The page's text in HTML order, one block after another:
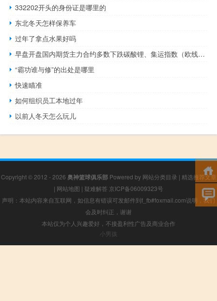
332202开头的身份证是哪里的
东北冬天怎样保养车
过年了拿点水果好吗
早盘开盘国内期货主力合约多数下跌碳酸锂、集运指数（欧线）、沪镍、菜粕、液化石油气（LPG）跌超2%丁二烯橡胶（BR）、聚氯乙烯（PVC）、沪锌、乙二醇（EG）跌超1%涨幅方面低硫燃料油（LU）、纸浆涨超2%SC原油、燃油涨超1%
“霸功谁与修”的出处是哪里
快速瞄准
如何组织员工本地过年
以前人冬天怎么玩儿
Copyright © 2012 - 2026 奥神篮球俱乐部Powered by 网站分类目录 | 精选推荐文章
| 网站地图 | 疑难解答 京ICP备06009323号
声明：本站内容来自互联网，如信息有错误可发邮件到f_fb#foxmail.com说明，我们
会及时纠正，谢谢
本站仅为个人兴趣爱好，不接盈利性广告及商业合作
小男孩